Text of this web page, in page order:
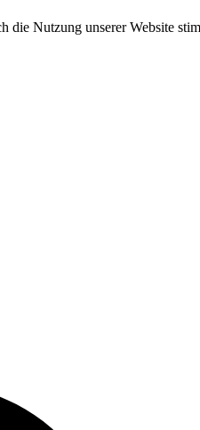
die Nutzung unserer Website